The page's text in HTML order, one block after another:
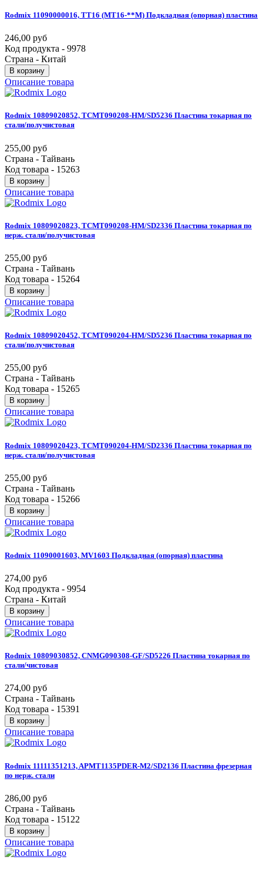
Rodmix 11090000016, TT16 (MT16-**M) Подкладная (опорная) пластина
246,00 руб
Код продукта - 9978
Страна - Китай
В корзину
Описание товара
Rodmix 10809020852, TCMT090208-HM/SD5236 Пластина токарная по
стали/получистовая
255,00 руб
Страна - Тайвань
Код товара - 15263
В корзину
Описание товара
Rodmix 10809020823, TCMT090208-HM/SD2336 Пластина токарная по
нерж. стали/получистовая
255,00 руб
Страна - Тайвань
Код товара - 15264
В корзину
Описание товара
Rodmix 10809020452, TCMT090204-HM/SD5236 Пластина токарная по
стали/получистовая
255,00 руб
Страна - Тайвань
Код товара - 15265
В корзину
Описание товара
Rodmix 10809020423, TCMT090204-HM/SD2336 Пластина токарная по
нерж. стали/получистовая
255,00 руб
Страна - Тайвань
Код товара - 15266
В корзину
Описание товара
Rodmix 11090001603, MV1603 Подкладная (опорная) пластина
274,00 руб
Код продукта - 9954
Страна - Китай
В корзину
Описание товара
Rodmix 10809030852, CNMG090308-GF/SD5226 Пластина токарная по
стали/чистовая
274,00 руб
Страна - Тайвань
Код товара - 15391
В корзину
Описание товара
Rodmix 11111351213, APMT1135PDER-M2/SD2136 Пластина фрезерная
по нерж. стали
286,00 руб
Страна - Тайвань
Код товара - 15122
В корзину
Описание товара